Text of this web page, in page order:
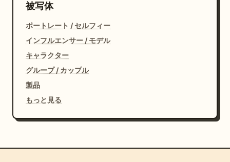
被写体
ポートレート / セルフィー
インフルエンサー / モデル
キャラクター
グループ / カップル
製品
もっと見る